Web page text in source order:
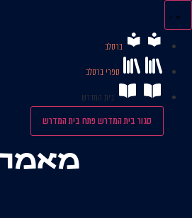
לתוכן
ברסלב
ספרי ברסלב
בית המדרש
סגור בית המדרשפתח בית המדרש